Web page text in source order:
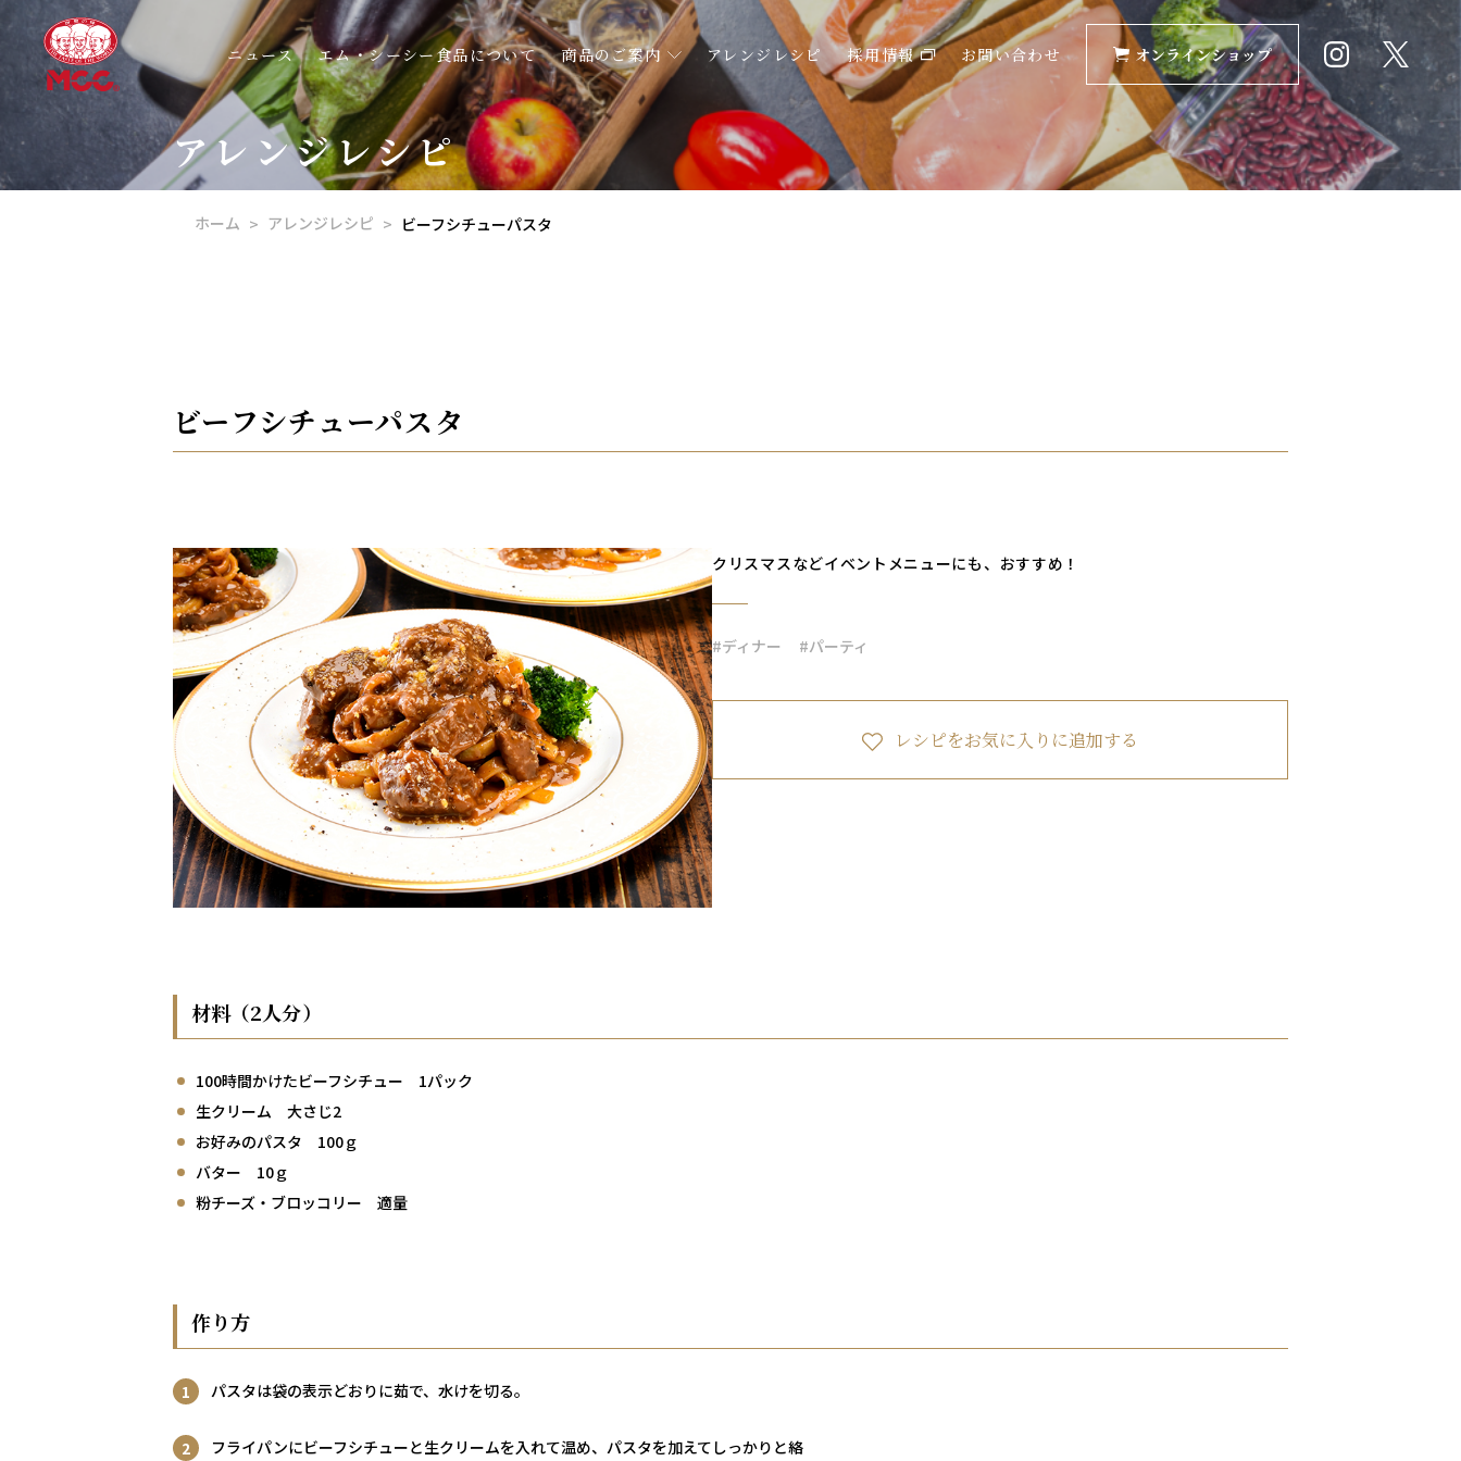
ニュース エム・シーシー食品について 商品のご案内 アレンジレシピ 採用情報 お問い合わせ オンラインショップ
アレンジレシピ
ホーム アレンジレシピ ビーフシチューパスタ
ビーフシチューパスタ
クリスマスなどイベントメニューにも、おすすめ！
#ディナー #パーティ
レシピをお気に入りに追加する
材料（2人分）
100時間かけたビーフシチュー 1パック
生クリーム 大さじ2
お好みのパスタ 100ｇ
バター 10ｇ
粉チーズ・ブロッコリー 適量
作り方
パスタは袋の表示どおりに茹で、水けを切る。
フライパンにビーフシチューと生クリームを入れて温め、パスタを加えてしっかりと絡